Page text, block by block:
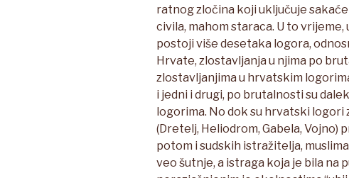
ratnog zločina koji uključuje
civila, mahom staraca. U to vrijeme,
postoji više desetaka logora,
Hrvate, zlostavljanja u njima po
zlostavljanjima u hrvatskim
i jedni i drugi, po brutalnosti su
logorima. No dok su hrvatski logori
(Dretelj, Heliodrom, Gabela, Vojno)
potom i sudskih istražitelja,
veo šutnje, a istraga koja je bila na